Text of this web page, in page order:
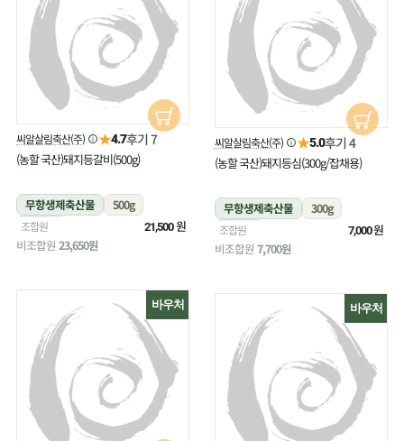
씨알살림축산(주) ★4.7후기 7
(농할 국산)돼지등갈비(500g)
무항생제축산물
500g
냉장
조합원 21,500원
비조합원 23,650원
씨알살림축산(주) ★5.0후기 4
(농할 국산)돼지등심(300g/잡채용)
무항생제축산물
300g
냉장
조합원 7,000원
비조합원 7,700원
바우처 바우처